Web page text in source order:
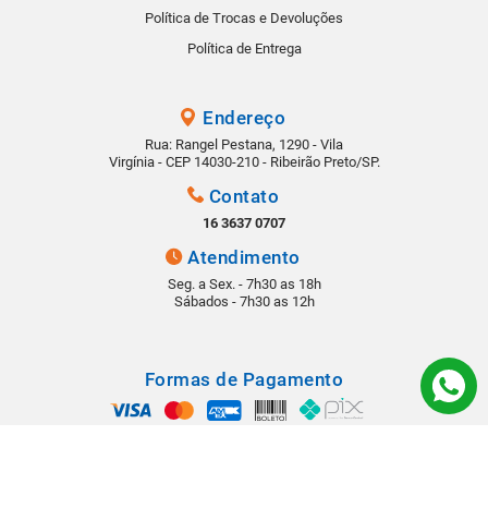
Política de Trocas e Devoluções
Política de Entrega
Endereço
Rua: Rangel Pestana, 1290 - Vila
Virgínia - CEP 14030-210 - Ribeirão Preto/SP.
Contato
16 3637 0707
Atendimento
Seg. a Sex. - 7h30 as 18h
Sábados - 7h30 as 12h
Formas de Pagamento